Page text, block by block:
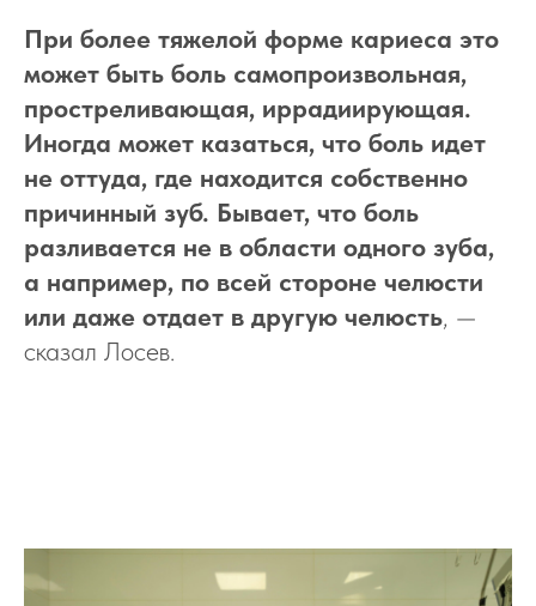
При более тяжелой форме кариеса это
может быть боль самопроизвольная,
простреливающая, иррадиирующая.
Иногда может казаться, что боль идет
не оттуда, где находится собственно
причинный зуб. Бывает, что боль
разливается не в области одного зуба,
а например, по всей стороне челюсти
или даже отдает в другую челюсть, —
сказал Лосев.